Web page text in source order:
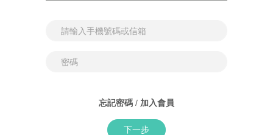
忘記密碼 / 加入會員
下一步